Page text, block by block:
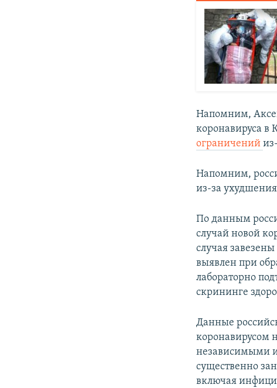
Напомним,
коронавируса в
ограничений
Напомним,
из-за
По данным
случай новой
случая
выявлен при
лабораторно
скрининге
Данные
коронавирусом
независимыми
существенно
включая